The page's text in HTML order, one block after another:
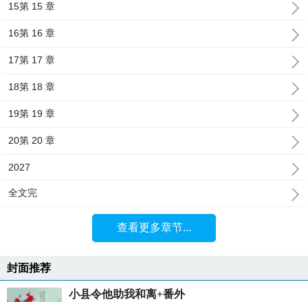
15第 15 章
16第 16 章
17第 17 章
18第 18 章
19第 19 章
20第 20 章
2027
全文完
查看更多章节...
封面推荐
小县令他助我和离+番外